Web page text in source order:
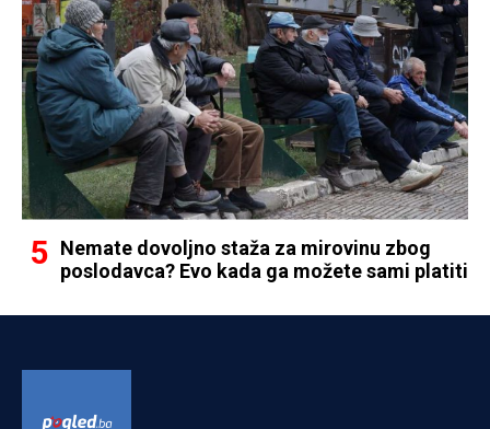
Nemate dovoljno staža za mirovinu zbog
poslodavca? Evo kada ga možete sami platiti